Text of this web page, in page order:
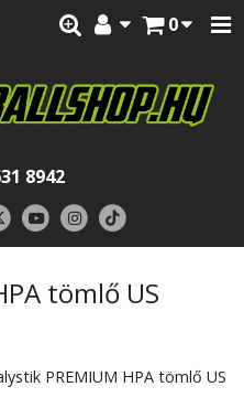
0
8942
tömlő US
PREMIUM HPA tömlő US